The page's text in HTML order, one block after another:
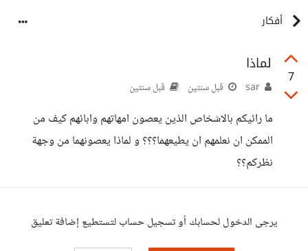
أفكار
7
لماذا
قبل سنتين قبل سنتين
ما رائيكم بالاشخاص الذين يعصون امهاتهم وابائهم كيف من
الممكن ان نعلمهم ان يطيعهما؟؟؟ و لماذا يعصونهما من وجهة
نظركم؟؟
يرجى الدخول لحسابك أو تسجيل حساب لتستطيع إضافة تعليق